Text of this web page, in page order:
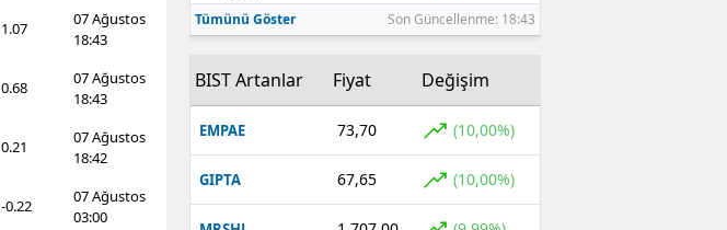
1.07
07 Ağustos
18:43
0.68
07 Ağustos
18:43
0.21
07 Ağustos
18:42
-0.22
07 Ağustos
03:00
Tümünü Göster Son Güncellenme: 18:43
BIST Artanlar Fiyat Değişim
EMPAE 73,70 (10,00%)
GIPTA 67,65 (10,00%)